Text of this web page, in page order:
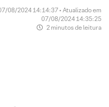
08/2024 14:14:37 • Atualizado em
07/08/2024 14:35:25
2 minutos de leitura